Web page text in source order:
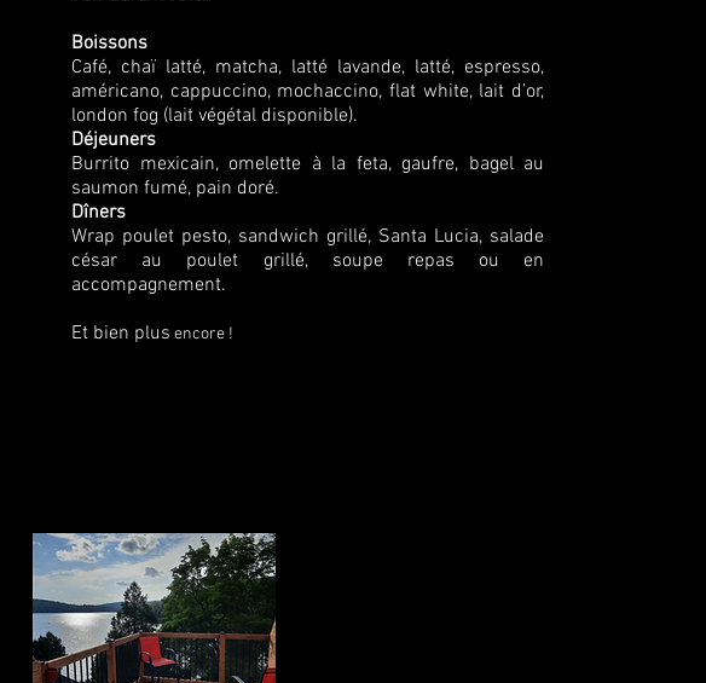
Boissons
Café, chaï latté, matcha, latté lavande, latté, espresso,
américano, cappuccino, mochaccino, flat white, lait d’or,
london fog (lait végétal disponible).
Déjeuners
Burrito mexicain, omelette à la feta, gaufre, bagel au
saumon fumé, pain doré.
Dîners
Wrap poulet pesto, sandwich grillé, Santa Lucia, salade
césar au poulet grillé, soupe repas ou en
accompagnement.
Et bien plus encore !